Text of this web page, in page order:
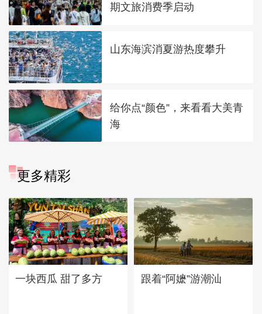
期文旅消费季启动
山东海滨消夏游热度攀升
给你点“颜色”，来看看大美青
海
更多精彩
一块西瓜 甜了多方 跟着“阿嬷”游潮汕